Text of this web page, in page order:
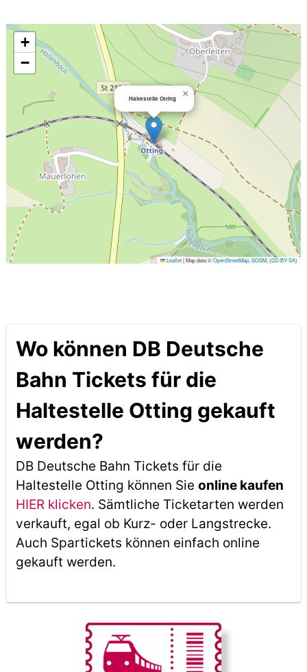
Haltestelle Otting ×
+
−
Leaflet|Map data ©OpenStreetMap ,SOSM , (CC-BY-SA)
Wo können DB Deutsche
Bahn Tickets für die
Haltestelle Otting gekauft
werden?
DB Deutsche Bahn Tickets für die
Haltestelle Otting können Sie online kaufen
HIER klicken. Sämtliche Ticketarten werden
verkauft, egal ob Kurz- oder Langstrecke.
Auch Spartickets können einfach online
gekauft werden.